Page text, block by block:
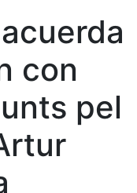
con
pel